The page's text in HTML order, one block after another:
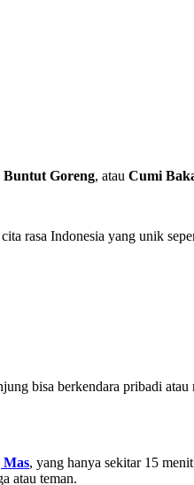
Buntut Goreng, atau Cumi
rasa Indonesia yang unik
bisa berkendara pribadi
Mas, yang hanya sekitar 15
atau teman.